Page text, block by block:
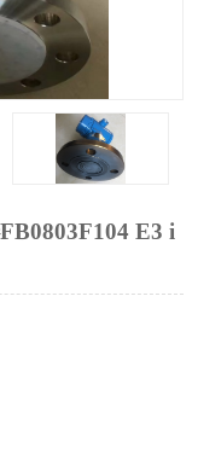
E3 i
送器
动化系统成套设备